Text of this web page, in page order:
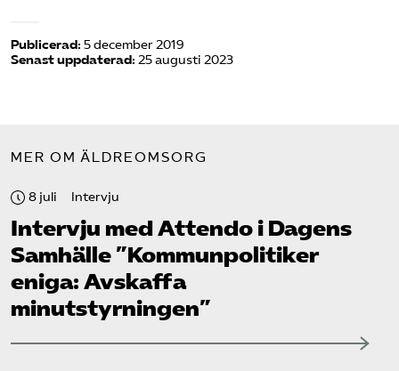
Publicerad: 5 december 2019
Senast uppdaterad: 25 augusti 2023
MER OM ÄLDREOMSORG
8 juli Intervju
Intervju med Attendo i Dagens
Samhälle ”Kommunpolitiker
eniga: Avskaffa
minutstyrningen”